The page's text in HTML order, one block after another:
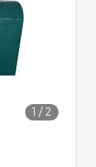
1 / 2